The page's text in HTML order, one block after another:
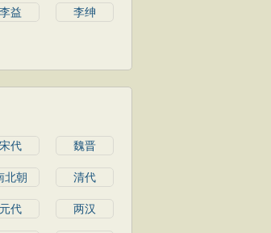
李益 李绅
宋代 魏晋
北朝 清代
元代 两汉